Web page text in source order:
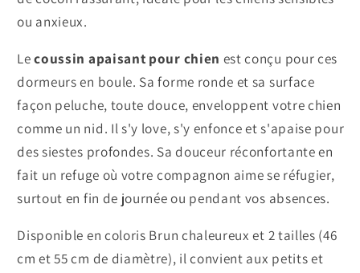
ou anxieux.
Lecoussin apaisant pour chien est conçu pour ces
dormeurs en boule. Sa forme ronde et sa surface
façon peluche, toute douce, enveloppent votre chien
comme un nid. Il s'y love, s'y enfonce et s'apaise pour
des siestes profondes. Sa douceur réconfortante en
fait un refuge où votre compagnon aime se réfugier,
surtout en fin de journée ou pendant vos absences.
Disponible en coloris Brun chaleureux et 2 tailles (46
cm et 55 cm de diamètre), il convient aux petits et